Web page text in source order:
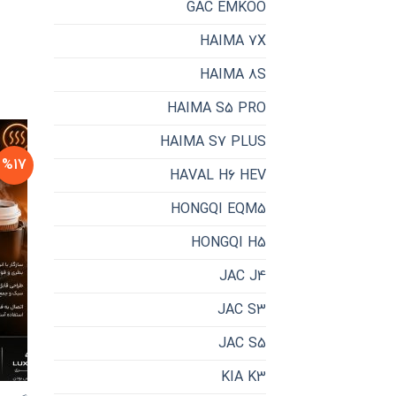
GAC EMKOO
HAIMA 7X
HAIMA 8S
HAIMA S5 PRO
HAIMA S7 PLUS
HAVAL H6 HEV
HONGQI EQM5
HONGQI H5
JAC J4
JAC S3
JAC S5
KIA K3
%17